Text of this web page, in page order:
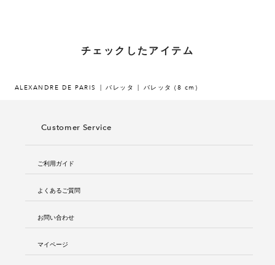
チェックしたアイテム
ALEXANDRE DE PARIS バレッタ バレッタ (8 cm)
Customer Service
ご利用ガイド
よくあるご質問
お問い合わせ
マイページ